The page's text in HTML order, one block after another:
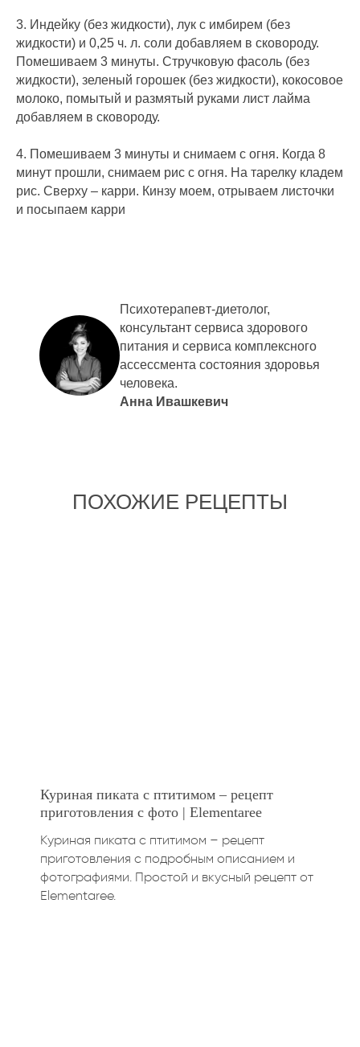
3. Индейку (без жидкости), лук с имбирем (без
жидкости) и 0,25 ч. л. соли добавляем в сковороду.
Помешиваем 3 минуты. Стручковую фасоль (без
жидкости), зеленый горошек (без жидкости), кокосовое
молоко, помытый и размятый руками лист лайма
добавляем в сковороду.
4. Помешиваем 3 минуты и снимаем с огня. Когда 8
минут прошли, снимаем рис с огня. На тарелку кладем
рис. Сверху – карри. Кинзу моем, отрываем листочки
и посыпаем карри
Психотерапевт-диетолог,
консультант сервиса здорового
питания и сервиса комплексного
ассессмента состояния здоровья
человека.
Анна Ивашкевич
ПОХОЖИЕ РЕЦЕПТЫ
Куриная пиката с птитимом – рецепт
приготовления с фото | Elementaree
Куриная пиката с птитимом – рецепт
приготовления с подробным описанием и
фотографиями. Простой и вкусный рецепт от
Elementaree.